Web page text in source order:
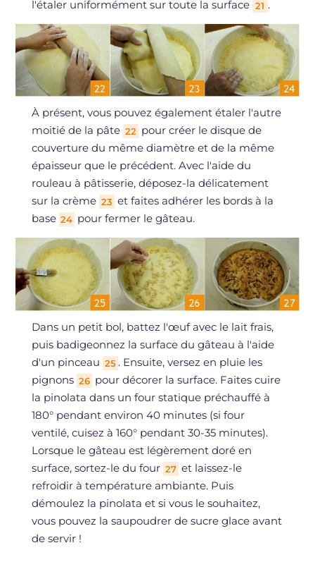
l'étaler uniformément sur toute la surface 21 .
À présent, vous pouvez également étaler l'autre
moitié de la pâte 22 pour créer le disque de
couverture du même diamètre et de la même
épaisseur que le précédent. Avec l'aide du
rouleau à pâtisserie, déposez-la délicatement
sur la crème 23 et faites adhérer les bords à la
base 24 pour fermer le gâteau.
Dans un petit bol, battez l'œuf avec le lait frais,
puis badigeonnez la surface du gâteau à l'aide
d'un pinceau 25 . Ensuite, versez en pluie les
pignons 26 pour décorer la surface. Faites cuire
la pinolata dans un four statique préchauffé à
180° pendant environ 40 minutes (si four
ventilé, cuisez à 160° pendant 30-35 minutes).
Lorsque le gâteau est légèrement doré en
surface, sortez-le du four 27 et laissez-le
refroidir à température ambiante. Puis
démoulez la pinolata et si vous le souhaitez,
vous pouvez la saupoudrer de sucre glace avant
de servir !